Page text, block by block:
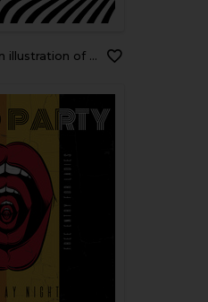
Template for card, poster, banner, print for t-shirt.